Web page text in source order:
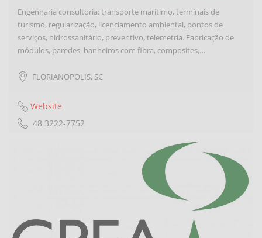
Engenharia consultoria: transporte marítimo, terminais de
turismo, regularização, licenciamento ambiental, pontos de
serviços, hidrossanitário, preventivo, telemetria. Fabricação de
módulos, paredes, banheiros com fibra, composites,…
FLORIANOPOLIS, SC
Website
48 3222-7752